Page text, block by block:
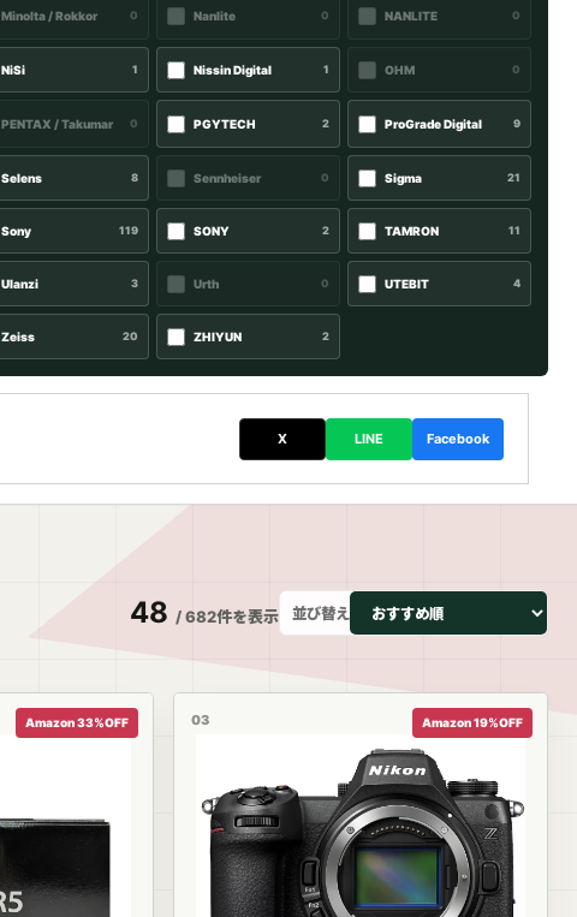
Minolta / Rokkor 0 Nanlite 0 NANLITE 0
NiSi 1 Nissin Digital 1 OHM 0
PENTAX / Takumar 0 PGYTECH 2 ProGrade Digital 9
Selens 8 Sennheiser 0 Sigma 21
Sony 119 SONY 2 TAMRON 11
Ulanzi 3 Urth 0 UTEBIT 4
Zeiss 20 ZHIYUN 2
X LINE Facebook
48 / 682件を表示 並び替え
Amazon 33%OFF 03 Amazon 19%OFF